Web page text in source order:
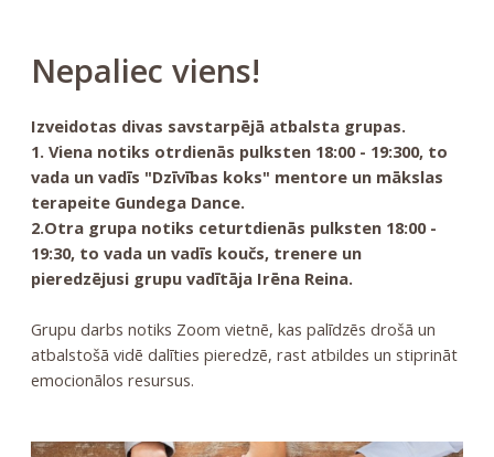
Nepaliec viens!
Izveidotas divas savstarpējā atbalsta grupas.
1. Viena notiks otrdienās pulksten 18:00 - 19:300, to
vada un vadīs "Dzīvības koks" mentore un mākslas
terapeite Gundega Dance.
2.Otra grupa notiks ceturtdienās pulksten 18:00 -
19:30, to vada un vadīs koučs, trenere un
pieredzējusi grupu vadītāja Irēna Reina.
Grupu darbs notiks Zoom vietnē, kas palīdzēs drošā un
atbalstošā vidē dalīties pieredzē, rast atbildes un stiprināt
emocionālos resursus.